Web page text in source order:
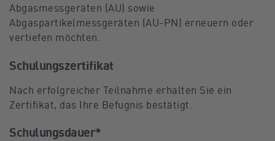
Abgasmessgeräten (AU) sowie
Abgaspartikelmessgeräten (AU-PN) erneuern oder
vertiefen möchten.
Schulungszertifikat
Nach erfolgreicher Teilnahme erhalten Sie ein
Zertifikat, das Ihre Befugnis bestätigt.
Schulungsdauer*